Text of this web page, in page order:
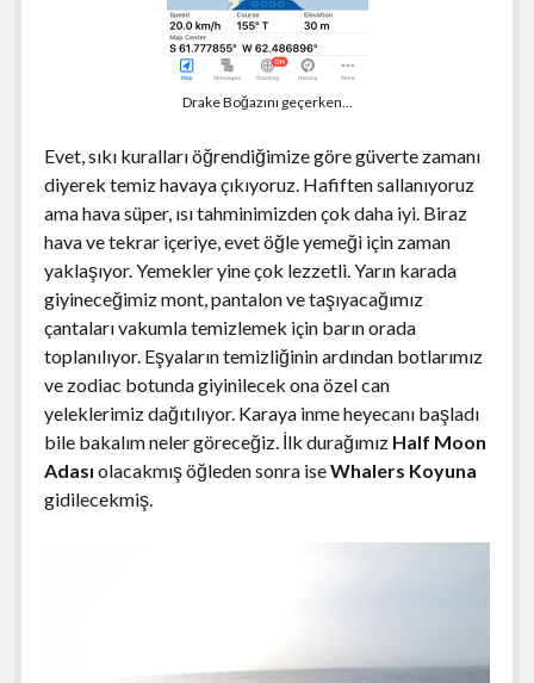
Drake Boğazını geçerken…
Evet, sıkı kuralları öğrendiğimize göre güverte zamanı
diyerek temiz havaya çıkıyoruz. Hafiften sallanıyoruz
ama hava süper, ısı tahminimizden çok daha iyi. Biraz
hava ve tekrar içeriye, evet öğle yemeği için zaman
yaklaşıyor. Yemekler yine çok lezzetli. Yarın karada
giyineceğimiz mont, pantalon ve taşıyacağımız
çantaları vakumla temizlemek için barın orada
toplanılıyor. Eşyaların temizliğinin ardından botlarımız
ve zodiac botunda giyinilecek ona özel can
yeleklerimiz dağıtılıyor. Karaya inme heyecanı başladı
bile bakalım neler göreceğiz. İlk durağımız Half Moon
Adası olacakmış öğleden sonra iseWhalers Koyuna
gidilecekmiş.